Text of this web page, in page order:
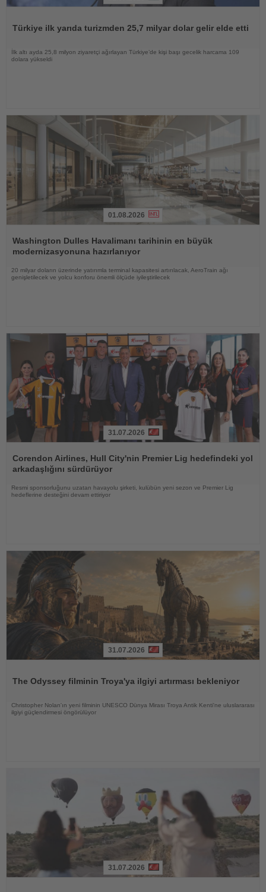
Türkiye ilk yarıda turizmden 25,7 milyar dolar gelir elde etti
İlk altı ayda 25,8 milyon ziyaretçi ağırlayan Türkiye’de kişi başı gecelik harcama 109
dolara yükseldi
Oku
01.08.2026
Washington Dulles Havalimanı tarihinin en büyük
modernizasyonuna hazırlanıyor
20 milyar doların üzerinde yatırımla terminal kapasitesi artırılacak, AeroTrain ağı
genişletilecek ve yolcu konforu önemli ölçüde iyileştirilecek
Oku
31.07.2026
Corendon Airlines, Hull City'nin Premier Lig hedefindeki yol
arkadaşlığını sürdürüyor
Resmi sponsorluğunu uzatan havayolu şirketi, kulübün yeni sezon ve Premier Lig
hedeflerine desteğini devam ettiriyor
31.07.2026
The Odyssey filminin Troya'ya ilgiyi artırması bekleniyor
Christopher Nolan'ın yeni filminin UNESCO Dünya Mirası Troya Antik Kenti'ne uluslararası
ilgiyi güçlendirmesi öngörülüyor
31.07.2026